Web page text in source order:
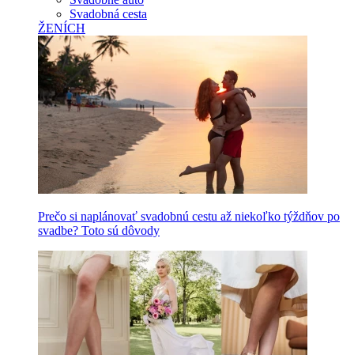
Svadobná cesta
ŽENÍCH
Prečo si naplánovať svadobnú cestu až niekoľko týždňov po
svadbe? Toto sú dôvody